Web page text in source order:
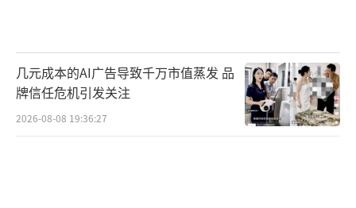
几元成本的AI广告导致千万市值蒸发 品
牌信任危机引发关注
2026-08-08 19:36:27